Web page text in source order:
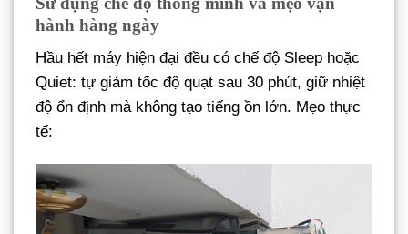
hành hàng ngày
Hầu hết máy hiện đại đều có chế độ Sleep hoặc
Quiet: tự giảm tốc độ quạt sau 30 phút, giữ nhiệt
độ ổn định mà không tạo tiếng ồn lớn. Mẹo thực
tế: